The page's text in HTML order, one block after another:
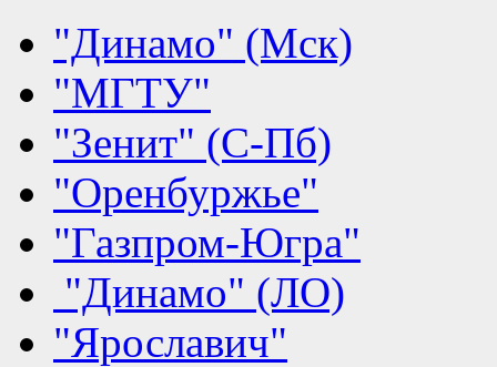
"Динамо" (Мск)
"МГТУ"
"Зенит" (С-Пб)
"Оренбуржье"
"Газпром-Югра"
"Динамо" (ЛО)
"Ярославич"